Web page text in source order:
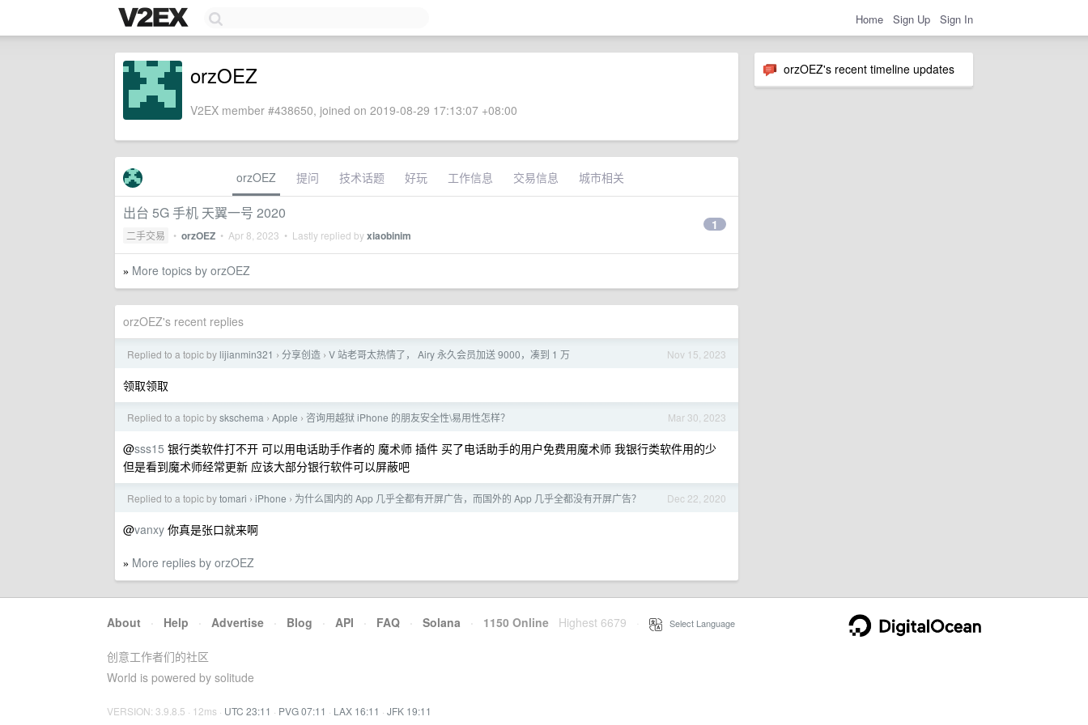
Home Sign Up Sign In
orzOEZ's recent timeline updates
orzOEZ
V2EX member #438650, joined on 2019-08-29 17:13:07 +08:00
orzOEZ 提问 技术话题 好玩 工作信息 交易信息 城市相关
出台 5G 手机 天翼一号 2020
二手交易 • orzOEZ • Apr 8, 2023 • Lastly replied byxiaobinim
1
» More topics by orzOEZ
orzOEZ's recent replies
Nov 15, 2023
Replied to a topic by lijianmin321 › 分享创造 › V 站老哥太热情了， Airy 永久会员加送 9000，凑到 1 万
领取领取
Mar 30, 2023
Replied to a topic byskschema › Apple › 咨询用越狱 iPhone 的朋友安全性\易用性怎样？
@sss15 银行类软件打不开 可以用电话助手作者的 魔术师 插件 买了电话助手的用户免费用魔术师 我银行类软件用的少
但是看到魔术师经常更新 应该大部分银行软件可以屏蔽吧
Dec 22, 2020
Replied to a topic bytomari › iPhone › 为什么国内的 App 几乎全都有开屏广告，而国外的 App 几乎全都没有开屏广告？
@vanxy 你真是张口就来啊
» More replies by orzOEZ
About · Help · Advertise · Blog · API · FAQ · Solana · 1150 Online Highest 6679 Select Language
创意工作者们的社区
World is powered by solitude
VERSION: 3.9.8.5 · 12ms · UTC 23:11 · PVG 07:11 · LAX 16:11 · JFK 19:11